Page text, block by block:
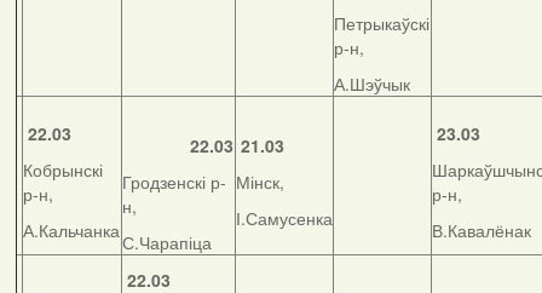
Петрыкаўскі
р-н,
А.Шэўчык
22.03
Кобрынскі
р-н,
А.Кальчанка
22.03
Гродзенскі р-
н,
С.Чарапіца
21.03
Мінск,
І.Самусенка
23.03
р-н,
В.Кавалёнак
22.03